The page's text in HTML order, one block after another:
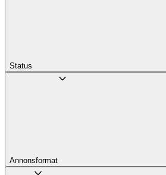
Status
Annons­format